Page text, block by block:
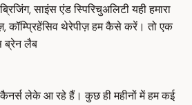
साइंस एंड स्पिरिचुअलिटी यही हमारा
कॉम्प्रिहेंसिव थेरेपीज़ हम कैसे करें। तो एक
ब्रेन लैब
लेके आ रहे हैं। कुछ ही महीनों में हम कई